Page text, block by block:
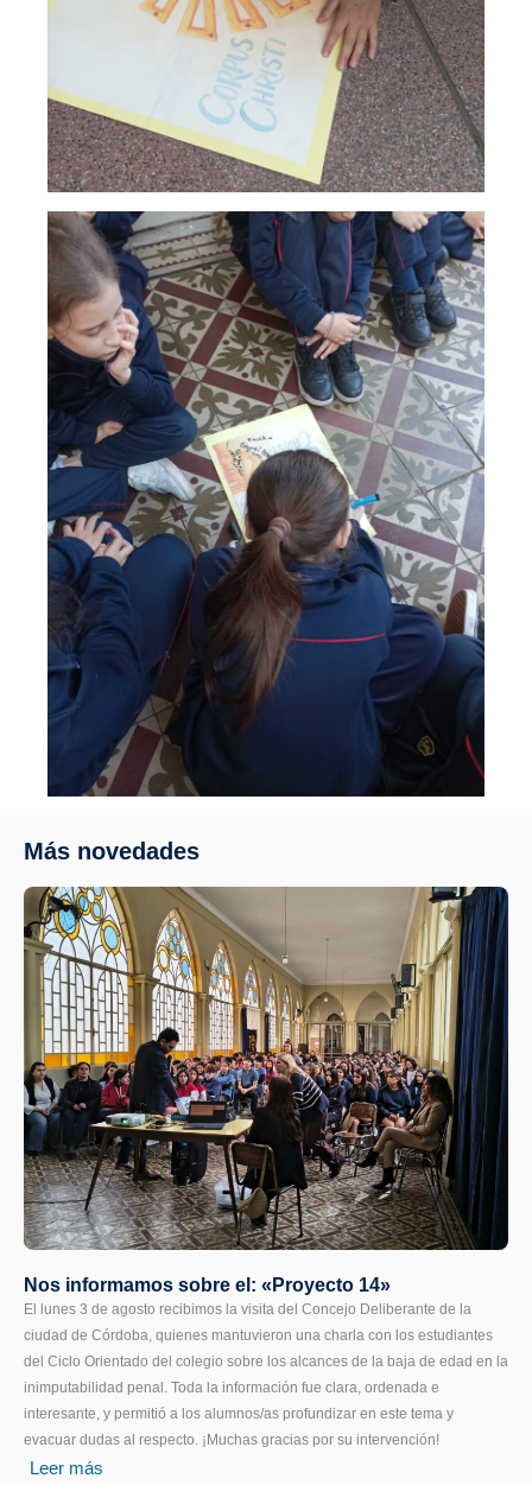
Más novedades
Nos informamos sobre el: «Proyecto 14»
El lunes 3 de agosto recibimos la visita del Concejo Deliberante de la
ciudad de Córdoba, quienes mantuvieron una charla con los estudiantes
del Ciclo Orientado del colegio sobre los alcances de la baja de edad en la
inimputabilidad penal. Toda la información fue clara, ordenada e
interesante, y permitió a los alumnos/as profundizar en este tema y
evacuar dudas al respecto. ¡Muchas gracias por su intervención!
Leer más